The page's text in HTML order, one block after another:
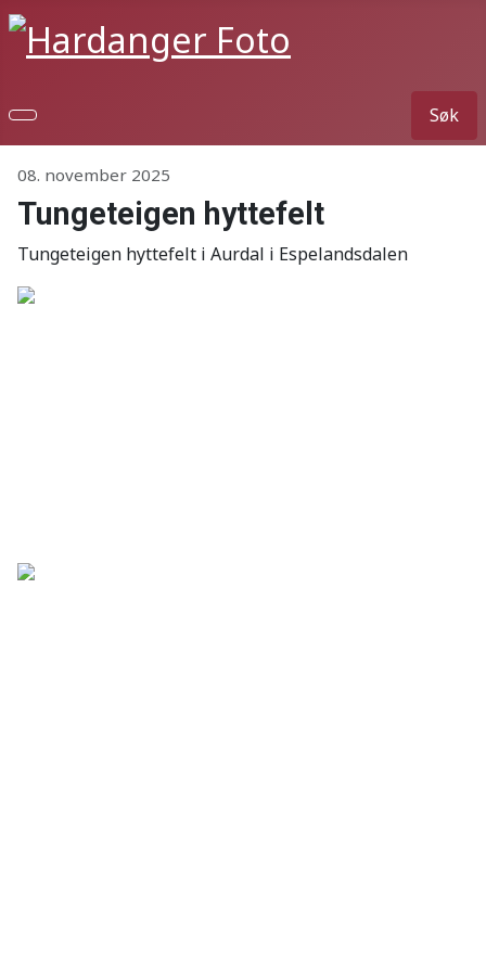
Søk
Detaljer
08. november 2025
Tungeteigen hyttefelt
Tungeteigen hyttefelt i Aurdal i Espelandsdalen